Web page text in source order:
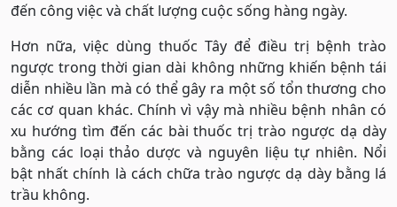
đến công việc và chất lượng cuộc sống hàng ngày.
Hơn nữa, việc dùng thuốc Tây để điều trị bệnh trào
ngược trong thời gian dài không những khiến bệnh tái
diễn nhiều lần mà có thể gây ra một số tổn thương cho
các cơ quan khác. Chính vì vậy mà nhiều bệnh nhân có
xu hướng tìm đến các bài thuốc trị trào ngược dạ dày
bằng các loại thảo dược và nguyên liệu tự nhiên. Nổi
bật nhất chính là cách chữa trào ngược dạ dày bằng lá
trầu không.